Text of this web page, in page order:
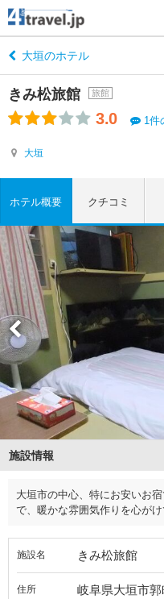
大垣のホテル
きみ松旅館 旅館
3.0 1件
大垣
ホテル概要 クチコミ
施設情報
大垣市の中心、特にお安いお
で、暖かな雰囲気作りを心が
施設名 きみ松旅館
住所 岐阜県大垣市郭